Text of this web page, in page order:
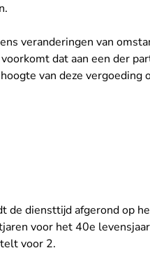
veranderingen van
dat aan een der
van deze vergoeding
de diensttijd afgerond op
voor het 40e
voor 2.